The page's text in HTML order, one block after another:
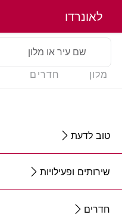
לאונרדו
שם עיר או מלון
מלון חדרים
טוב לדעת
שירותים ופעילויות
חדרים